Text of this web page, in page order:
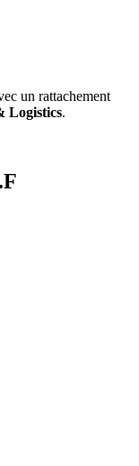
un rattachement
Logistics.